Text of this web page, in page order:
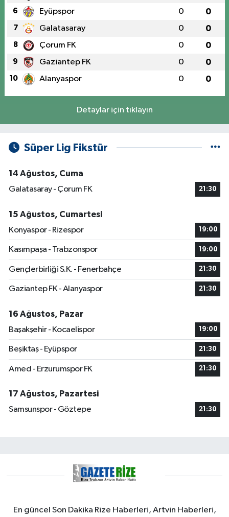
6 Eyüpspor 0 0
7 Galatasaray 0 0
8 Çorum FK 0 0
9 Gaziantep FK 0 0
10 Alanyaspor 0 0
Detaylar için tıklayın
Süper Lig Fikstür
14 Ağustos, Cuma
Galatasaray - Çorum FK
21:30
15 Ağustos, Cumartesi
Konyaspor - Rizespor
19:00
Kasımpaşa - Trabzonspor 19:00
Gençlerbirliği S.K. - Fenerbahçe 21:30
Gaziantep FK - Alanyaspor 21:30
16 Ağustos, Pazar
Başakşehir - Kocaelispor
19:00
Beşiktaş - Eyüpspor 21:30
Amed - Erzurumspor FK 21:30
17 Ağustos, Pazartesi
Samsunspor - Göztepe
21:30
En güncel Son Dakika Rize Haberleri, Artvin Haberleri,